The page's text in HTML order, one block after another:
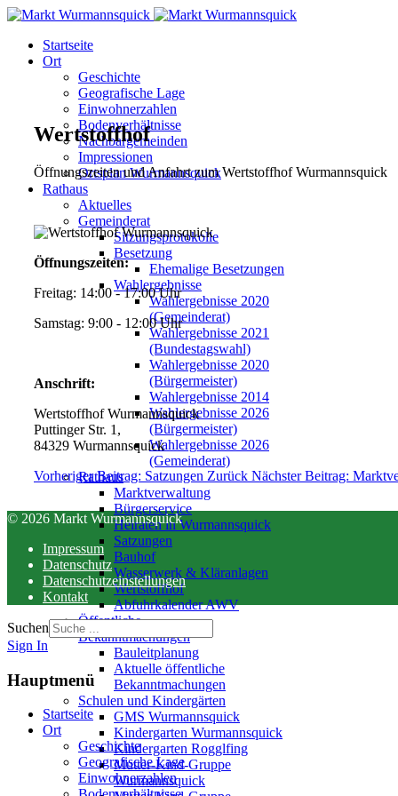
Startseite
Ort
Geschichte
Geografische Lage
Einwohnerzahlen
Bodenverhältnisse
Nachbargemeinden
Impressionen
Ortsplan Wurmannsquick
Rathaus
Aktuelles
Gemeinderat
Sitzungsprotokolle
Besetzung
Ehemalige Besetzungen
Wahlergebnisse
Wahlergebnisse 2020
(Gemeinderat)
Wahlergebnisse 2021
(Bundestagswahl)
Wahlergebnisse 2020
(Bürgermeister)
Wahlergebnisse 2014
Wahlergebnisse 2026
(Bürgermeister)
Wahlergebnisse 2026
(Gemeinderat)
Rathaus
Marktverwaltung
Bürgerservice
Heiraten in Wurmannsquick
Satzungen
Bauhof
Wasserwerk & Kläranlagen
Wertstoffhof
Abfuhrkalender AWV
Öffentliche
Bekanntmachungen
Bauleitplanung
Aktuelle öffentliche
Bekanntmachungen
Schulen und Kindergärten
GMS Wurmannsquick
Kindergarten Wurmannsquick
Kindergarten Rogglfing
Mutter-Kind-Gruppe
Wurmannsquick
Wertstoffhof
Öffnungszeiten und Anfahrt zum Wertstoffhof Wurmannsquick
Öffnungszeiten:
Freitag: 14:00 - 17:00 Uhr
Samstag: 9:00 - 12:00 Uhr
Anschrift:
Wertstoffhof Wurmannsquick
Puttinger Str. 1,
84329 Wurmannsquick
Vorheriger Beitrag: Satzungen Zurück Nächster Beitrag:
© 2026 Markt Wurmannsquick
Impressum
Datenschutz
Datenschutzeinstellungen
Kontakt
Suchen
Sign In
Hauptmenü
Startseite
Ort
Geschichte
Geografische Lage
Einwohnerzahlen